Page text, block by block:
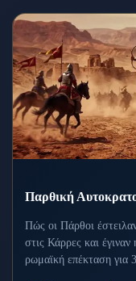
Παρθική
Πώς οι Πάρθοι
στις Κάρρες και
ρωμαϊκή επέκταση για